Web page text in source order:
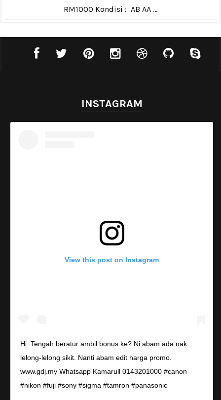
RM1000 Kondisi : AB AA ...
INSTAGRAM
View this post on Instagram
Hi. Tengah beratur ambil bonus ke? Ni abam ada nak
lelong-lelong sikit. Nanti abam edit harga promo.
www.gdj.my Whatsapp Kamarull 0143201000 #canon
#nikon #fuji #sony #sigma #tamron #panasonic